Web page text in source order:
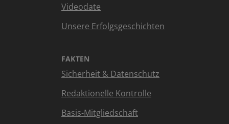
Videodate
Unsere Erfolgsgeschichten
FAKTEN
Sicherheit & Datenschutz
Redaktionelle Kontrolle
Basis-Mitgliedschaft